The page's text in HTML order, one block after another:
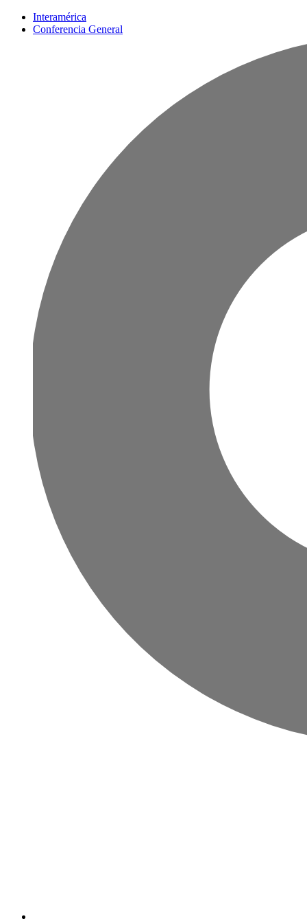
Interamérica
Conferencia General